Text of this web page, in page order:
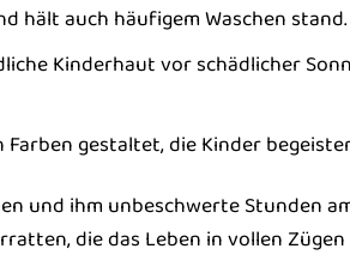
hält auch häufigem Waschen stand.
Kinderhaut vor schädlicher
gestaltet, die Kinder
und ihm unbeschwerte Stunden
die das Leben in vollen